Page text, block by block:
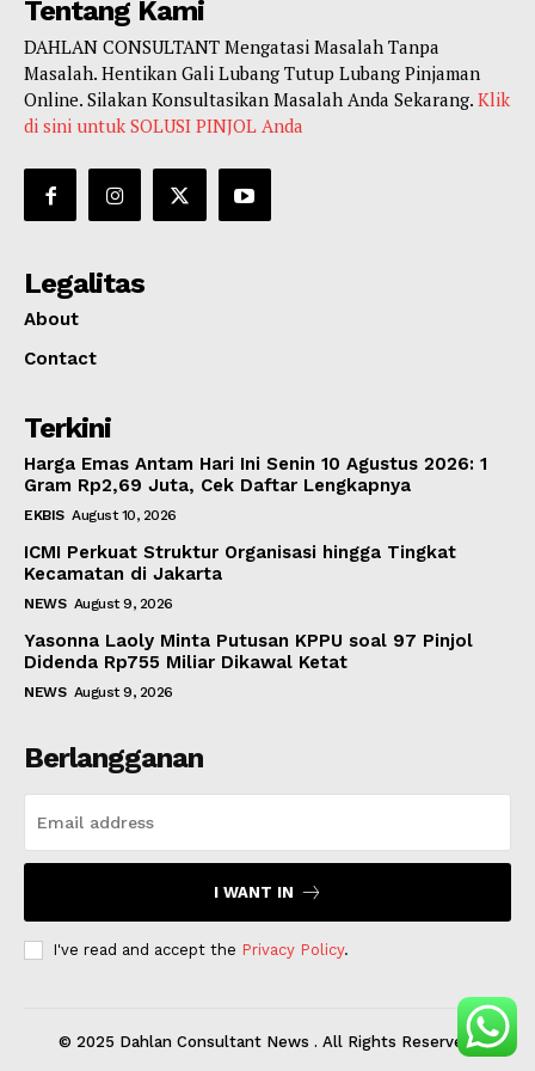
Tentang Kami
DAHLAN CONSULTANT Mengatasi Masalah Tanpa
Masalah. Hentikan Gali Lubang Tutup Lubang Pinjaman
Online. Silakan Konsultasikan Masalah Anda Sekarang. Klik
di sini untuk SOLUSI PINJOL Anda
Legalitas
About
Contact
Terkini
Harga Emas Antam Hari Ini Senin 10 Agustus 2026: 1
Gram Rp2,69 Juta, Cek Daftar Lengkapnya
EKBIS August 10, 2026
ICMI Perkuat Struktur Organisasi hingga Tingkat
Kecamatan di Jakarta
NEWS August 9, 2026
Yasonna Laoly Minta Putusan KPPU soal 97 Pinjol
Didenda Rp755 Miliar Dikawal Ketat
NEWS August 9, 2026
Berlangganan
I WANT IN
I've read and accept the Privacy Policy.
© 2025 Dahlan Consultant News . All Rights Reserved.